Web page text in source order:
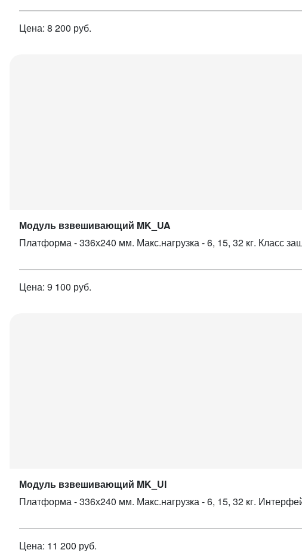
Цена: 8 200 руб.
Модуль взвешивающий MK_UA
Платформа - 336х240 мм. Макс.нагрузка - 6, 15, 32 кг. Класс
Цена: 9 100 руб.
Модуль взвешивающий MK_UI
Платформа - 336х240 мм. Макс.нагрузка - 6, 15, 32 кг.
Цена: 11 200 руб.